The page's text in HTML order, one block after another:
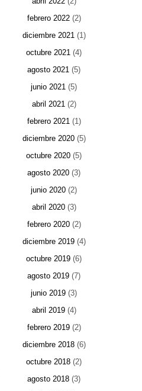
febrero 2022(2)
diciembre 2021(1)
octubre 2021 (4)
agosto 2021 (5)
junio 2021 (5)
abril 2021(2)
febrero 2021(1)
diciembre 2020(5)
octubre 2020 (5)
agosto 2020 (3)
junio 2020 (2)
abril 2020(3)
febrero 2020(2)
diciembre 2019(4)
octubre 2019 (6)
agosto 2019 (7)
junio 2019 (3)
abril 2019(4)
febrero 2019(2)
diciembre 2018(6)
octubre 2018 (2)
agosto 2018 (3)